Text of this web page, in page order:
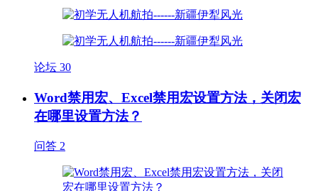
论坛 30
Word禁用宏、Excel禁用宏设置方法，关闭宏
在哪里设置方法？
问答 2